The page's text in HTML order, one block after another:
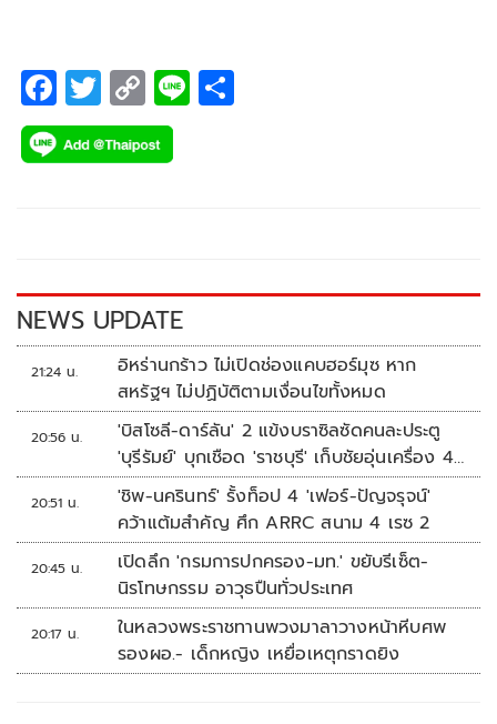
F
ac
e
k
T
wi
tt
C
o
p
k
Li
NEWS UPDATE
21:24 น.
อิหร่านกร้าว ไม่เปิดช่องแคบฮอร์มุซ หาก
สหรัฐฯ ไม่ปฏิบัติตามเงื่อนไขทั้งหมด
20:56 น.
'บิสโซลี-ดาร์ลัน' 2 แข้งบราซิลซัดคนละประตู
'บุรีรัมย์' บุกเชือด 'ราชบุรี' เก็บชัยอุ่นเครื่อง 4
นัดรวด
20:51 น.
'ชิพ-นครินทร์' รั้งท็อป 4 'เฟอร์-ปัญจรุจน์'
คว้าแต้มสำคัญ ศึก ARRC สนาม 4 เรซ 2
20:45 น.
เปิดลึก 'กรมการปกครอง-มท.' ขยับรีเซ็ต-
นิรโทษกรรม อาวุธปืนทั่วประเทศ
20:17 น.
ในหลวงพระราชทานพวงมาลาวางหน้าหีบศพ
รองผอ.- เด็กหญิง เหยื่อเหตุกราดยิง